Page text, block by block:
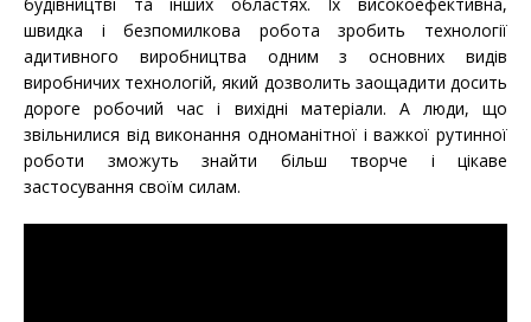
швидка і безпомилкова робота зробить технології
адитивного виробництва одним з основних видів
виробничих технологій, який дозволить заощадити досить
дороге робочий час і вихідні матеріали. А люди, що
звільнилися від виконання одноманітної і важкої рутинної
роботи зможуть знайти більш творче і цікаве
застосування своїм силам.